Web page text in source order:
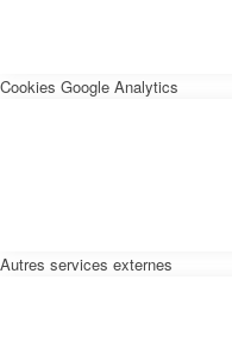
Cookies Google Analytics
Autres services externes